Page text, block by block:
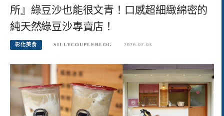
所』綠豆沙也能很文青！口感超細緻綿密的
純天然綠豆沙專賣店！
彰化美食 SILLYCOUPLEBLOG 2026-07-03